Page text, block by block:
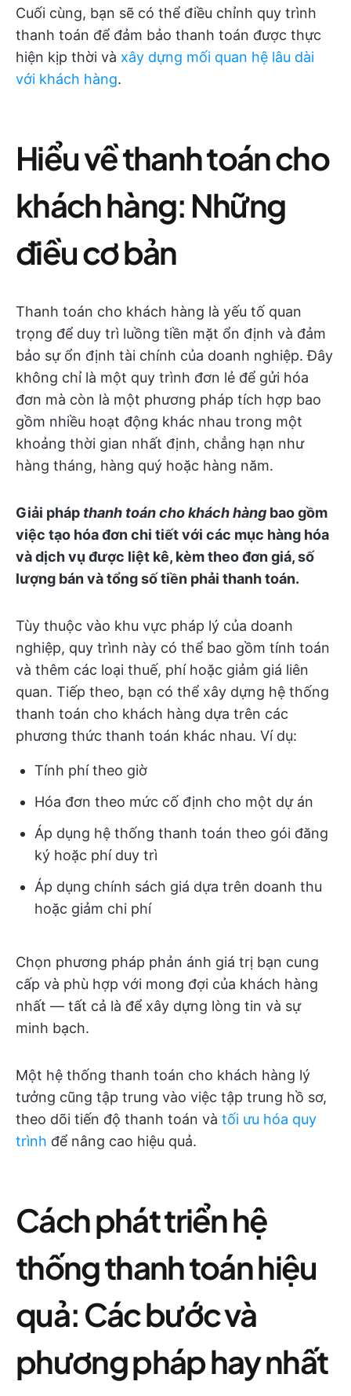
Cuối cùng, bạn sẽ có thể điều chỉnh quy trình
thanh toán để đảm bảo thanh toán được thực
hiện kịp thời và xây dựng mối quan hệ lâu dài
với khách hàng.
Hiểu về thanh toán cho
khách hàng: Những
điều cơ bản
Thanh toán cho khách hàng là yếu tố quan
trọng để duy trì luồng tiền mặt ổn định và đảm
bảo sự ổn định tài chính của doanh nghiệp. Đây
không chỉ là một quy trình đơn lẻ để gửi hóa
đơn mà còn là một phương pháp tích hợp bao
gồm nhiều hoạt động khác nhau trong một
khoảng thời gian nhất định, chẳng hạn như
hàng tháng, hàng quý hoặc hàng năm.
Giải pháp thanh toán cho khách hàng bao gồm
việc tạo hóa đơn chi tiết với các mục hàng hóa
và dịch vụ được liệt kê, kèm theo đơn giá, số
lượng bán và tổng số tiền phải thanh toán.
Tùy thuộc vào khu vực pháp lý của doanh
nghiệp, quy trình này có thể bao gồm tính toán
và thêm các loại thuế, phí hoặc giảm giá liên
quan. Tiếp theo, bạn có thể xây dựng hệ thống
thanh toán cho khách hàng dựa trên các
phương thức thanh toán khác nhau. Ví dụ:
Tính phí theo giờ
Hóa đơn theo mức cố định cho một dự án
Áp dụng hệ thống thanh toán theo gói đăng
ký hoặc phí duy trì
Áp dụng chính sách giá dựa trên doanh thu
hoặc giảm chi phí
Chọn phương pháp phản ánh giá trị bạn cung
cấp và phù hợp với mong đợi của khách hàng
nhất — tất cả là để xây dựng lòng tin và sự
minh bạch.
Một hệ thống thanh toán cho khách hàng lý
tưởng cũng tập trung vào việc tập trung hồ sơ,
theo dõi tiến độ thanh toán và tối ưu hóa quy
trình để nâng cao hiệu quả.
Cách phát triển hệ
thống thanh toán hiệu
quả: Các bước và
phương pháp hay nhất